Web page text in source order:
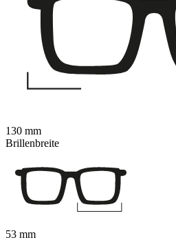
130 mm
Brillenbreite
53 mm